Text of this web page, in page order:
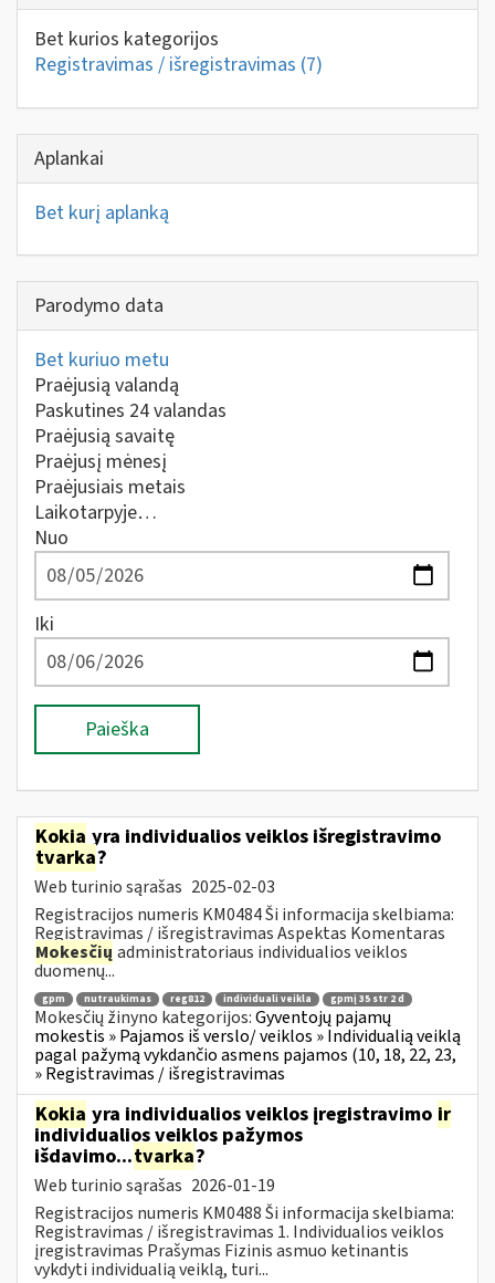
Bet kurios kategorijos
Registravimas / išregistravimas (7)
Aplankai
Bet kurį aplanką
Parodymo data
Bet kuriuo metu
Praėjusią valandą
Paskutines 24 valandas
Praėjusią savaitę
Praėjusį mėnesį
Praėjusiais metais
Laikotarpyje…
Nuo
Iki
Paieška
Kokia yra individualios veiklos išregistravimo
tvarka?
Web turinio sąrašas 2025-02-03
Registracijos numeris KM0484 Ši informacija skelbiama:
Registravimas / išregistravimas Aspektas Komentaras
Mokesčių administratoriaus individualios veiklos
duomenų...
gpm nutraukimas reg812 individuali veikla gpmį 35 str 2 d
Mokesčių žinyno kategorijos:Gyventojų pajamų
mokestis » Pajamos iš verslo/ veiklos » Individualią veiklą
pagal pažymą vykdančio asmens pajamos (10, 18, 22, 23,
» Registravimas / išregistravimas
Kokia yra individualios veiklos įregistravimo ir
individualios veiklos pažymos
išdavimo...tvarka?
Web turinio sąrašas 2026-01-19
Registracijos numeris KM0488 Ši informacija skelbiama:
Registravimas / išregistravimas 1. Individualios veiklos
įregistravimas Prašymas Fizinis asmuo ketinantis
vykdyti individualią veiklą, turi...